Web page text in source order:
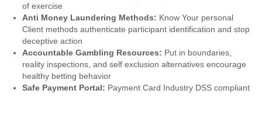
of exercise
Anti Money Laundering Methods: Know Your personal
Client methods authenticate participant identification and stop
deceptive action
Accountable Gambling Resources: Put in boundaries,
reality inspections, and self exclusion alternatives encourage
healthy betting behavior
Safe Payment Portal: Payment Card Industry DSS compliant